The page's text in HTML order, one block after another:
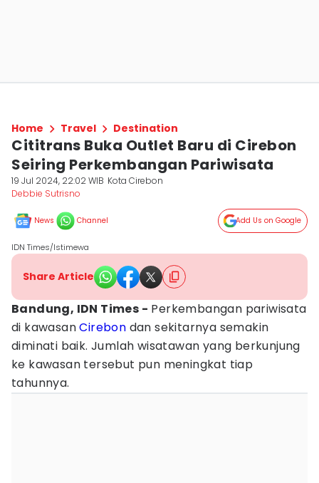
Home Travel Destination
Cititrans Buka Outlet Baru di Cirebon
Seiring Perkembangan Pariwisata
19 Jul 2024, 22:02 WIB Kota Cirebon
Debbie Sutrisno
News Channel Add Us on Google
IDN Times/Istimewa
Share Article
Bandung, IDN Times - Perkembangan pariwisata
di kawasanCirebon dan sekitarnya semakin
diminati baik. Jumlah wisatawan yang berkunjung
ke kawasan tersebut pun meningkat tiap
tahunnya.